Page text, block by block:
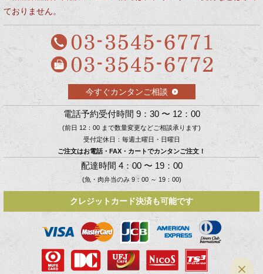
ておりません。
今すぐカンタンご相談
電話予約受付時間 9：30 〜 12：00
(前日 12：00 まで数量変更などご相談承ります)
受付定休日：毎週土曜日・日曜日
ご注文はお電話・FAX・カートでカンタンご注文！
配達時間 4：00 〜 19：00
(魚・肉弁当のみ 9：00 ～ 19：00)
クレジットカード決済も可能です